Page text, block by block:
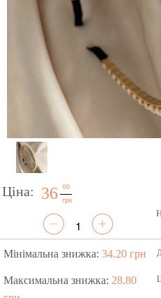
Ціна: 36
00
грн
Мінімальна знижка: 34.20 грн
Максимальна знижка: 28.80